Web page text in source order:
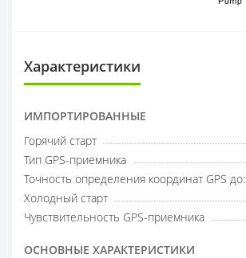
Характеристики
ИМПОРТИРОВАННЫЕ
Горячий старт
Тип GPS-приемника
Точность определения координат GPS до:
Холодный старт
Чувствительность GPS-приемника
ОСНОВНЫЕ ХАРАКТЕРИСТИКИ